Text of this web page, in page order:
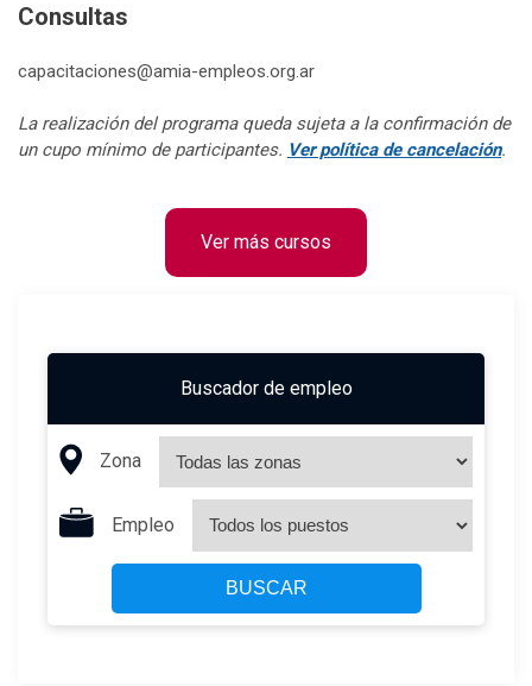
Consultas
capacitaciones@amia-empleos.org.ar
La realización del programa queda sujeta a la confirmación de
un cupo mínimo de participantes. Ver política de cancelación.
Ver más cursos
Buscador de empleo
Zona
Empleo
BUSCAR